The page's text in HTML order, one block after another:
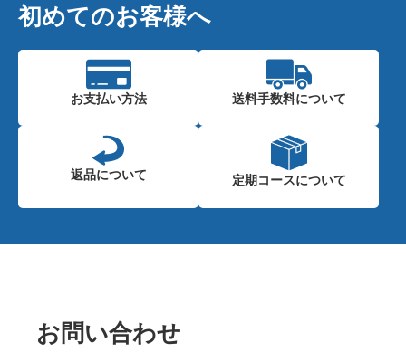
初めてのお客様へ
お支払い方法 送料手数料について
返品について 定期コースについて
お問い合わせ